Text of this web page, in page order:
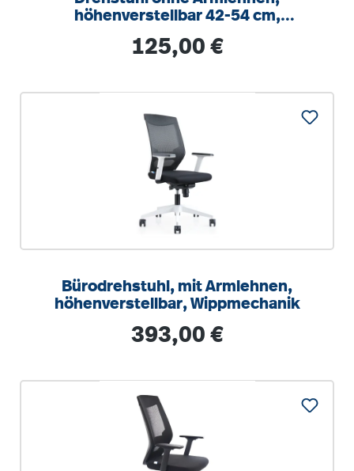
höhenverstellbar 42-54 cm,
Regulärer Preis:
125,00 €
Bürodrehstuhl, mit Armlehnen,
höhenverstellbar, Wippmechanik
Regulärer Preis:
393,00 €